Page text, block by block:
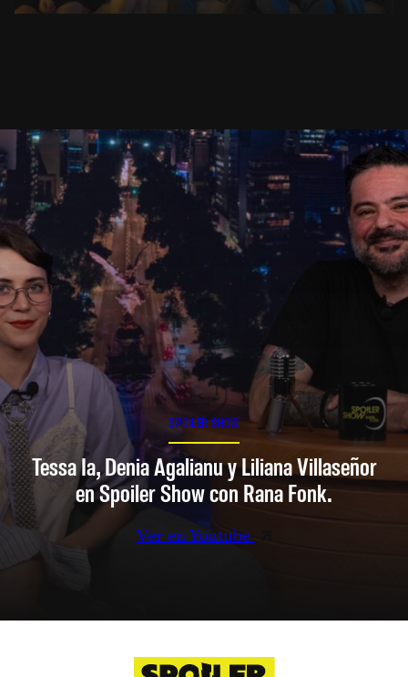
SPOILER SHOW
Tessa Ia, Denia Agalianu y Liliana Villaseñor
en Spoiler Show con Rana Fonk.
Ver en Youtube